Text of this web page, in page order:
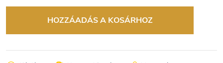
HOZZÁADÁS A KOSÁRHOZ